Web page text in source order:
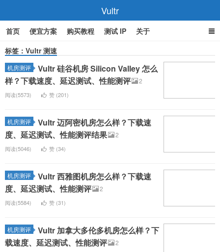
Vultr
首页 便宜方案 购买教程 测试 IP
关于
标签：Vultr 测速
机房测评
Vultr 硅谷机房 Silicon Valley 怎么
样？下载速度、延迟测试、性能测评
2
阅读(5573) 赞 (201)
机房测评
Vultr 迈阿密机房怎么样？下载速
度、延迟测试、性能测评结果
2
阅读(5046) 赞 (34)
机房测评
Vultr 西雅图机房怎么样？下载速
度、延迟测试、性能测评
2
阅读(5584) 赞 (31)
机房测评
Vultr 加拿大多伦多机房怎么样？下
载速度、延迟测试、性能测评
2